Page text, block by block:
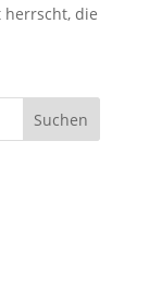
herrscht, die
Suchen